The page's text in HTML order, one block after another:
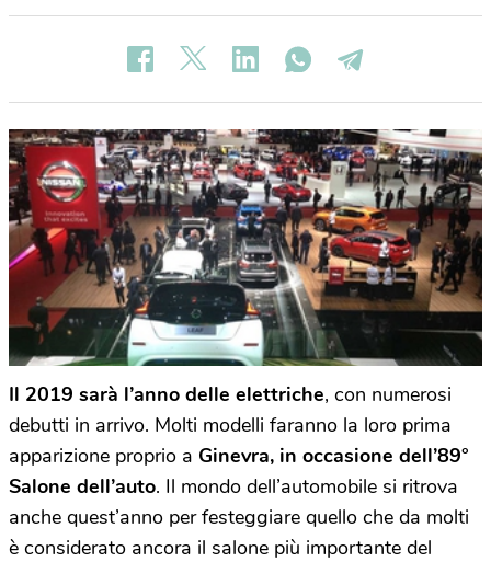
Il 2019 sarà l’anno delle elettriche, con numerosi
debutti in arrivo. Molti modelli faranno la loro prima
apparizione proprio a Ginevra, in occasione dell’89°
Salone dell’auto. Il mondo dell’automobile si ritrova
anche quest’anno per festeggiare quello che da molti
è considerato ancora il salone più importante del